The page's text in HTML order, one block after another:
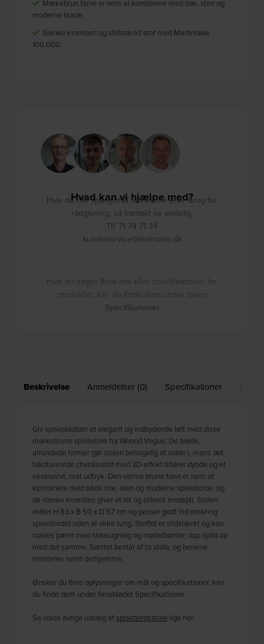
Beskrivelse Anmeldelser (0) Specifikationer
Giv spisepladsen et elegant og indbydende løft med disse
mørkebrune spisestole fra Woood Vogue. De bløde,
afrundede former gør stolen behagelig at sidde i, mens det
teksturerede chenillestof med 3D-effekt tilfører dybde og et
eksklusivt, mat udtryk. Den varme brune tone er nem at
kombinere med både træ, sten og moderne spiseborde, og
de slanke kromben giver et let og stilrent modspil. Stolen
måler H 83 x B 50 x D 57 cm og passer godt ind omkring
spisebordet uden at virke tung. Stoffet er slidstærkt og kan
holdes pænt med støvsugning og møbelbørste; dup spild op
med det samme. Sættet består af to stole, og benene
monteres nemt derhjemme.
Ønsker du flere oplysninger om mål og specifikationer, kan
du finde dem under fanebladet Specifikationer.
Se vores øvrige udvalg af spisebordsstole lige her.
Mørkebrun farve er nem at kombinere med træ, sten og
moderne borde.
Slanke kromben og slidstærkt stof med Martindale
100.000.
Hvad kan vi hjælpe med?
Hvis du har spørgsmål til varerne eller brug for
rådgivning, så kontakt os endelig.
Tlf. 71 74 71 34
kundeservice@likehome.dk
Hvis du søger flere mål eller specifikationer for
produktet, kan du finde dem under fanen
Specifikationer